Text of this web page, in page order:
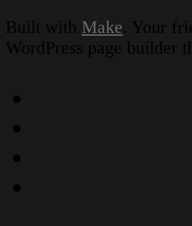
Built with Make. Your
WordPress page builder